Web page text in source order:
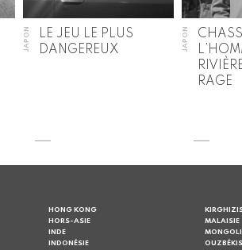
JAPON
LE JEU LE PLUS
DANGEREUX
JAPON
RAGE
HONG KONG
HORS-ASIE
INDE
INDONÉSIE
MALAISIE